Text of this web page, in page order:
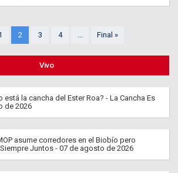
2 3 4 ... Final »
Vivo
está la cancha del Ester Roa? - La Cancha Es
de 2026
asume corredores en el Biobío pero
Juntos - 07 de agosto de 2026